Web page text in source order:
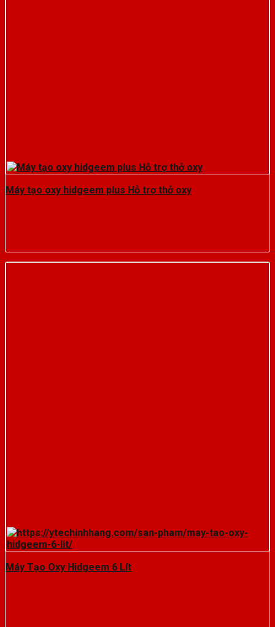
Máy tạo oxy hidgeem plus Hỗ trợ thở oxy
Máy Tạo Oxy Hidgeem 6 Lít